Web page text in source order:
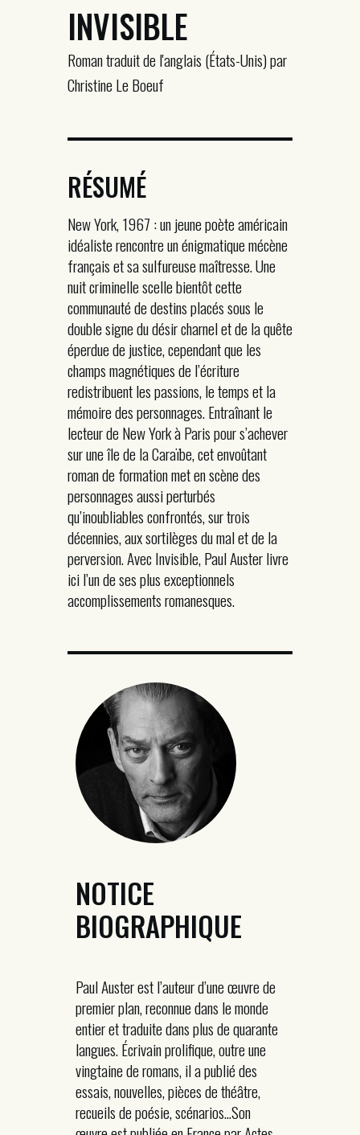
INVISIBLE
Roman traduit de l'anglais (États-Unis) par
Christine Le Boeuf
RÉSUMÉ
New York, 1967 : un jeune poète américain
idéaliste rencontre un énigmatique mécène
français et sa sulfureuse maîtresse. Une
nuit criminelle scelle bientôt cette
communauté de destins placés sous le
double signe du désir charnel et de la quête
éperdue de justice, cependant que les
champs magnétiques de l’écriture
redistribuent les passions, le temps et la
mémoire des personnages. Entraînant le
lecteur de New York à Paris pour s’achever
sur une île de la Caraïbe, cet envoûtant
roman de formation met en scène des
personnages aussi perturbés
qu’inoubliables confrontés, sur trois
décennies, aux sortilèges du mal et de la
perversion. Avec Invisible, Paul Auster livre
ici l’un de ses plus exceptionnels
accomplissements romanesques.
NOTICE
BIOGRAPHIQUE
Paul Auster est l’auteur d’une œuvre de
premier plan, reconnue dans le monde
entier et traduite dans plus de quarante
langues. Écrivain prolifique, outre une
vingtaine de romans, il a publié des
essais, nouvelles, pièces de théâtre,
recueils de poésie, scénarios…Son